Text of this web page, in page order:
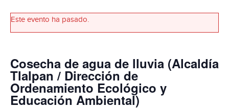
Este evento ha pasado.
Cosecha de agua de lluvia (Alcaldía
Tlalpan / Dirección de
Ordenamiento Ecológico y
Educación Ambiental)